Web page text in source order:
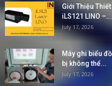
Giới Thiệu
iLS121 LINO –...
July 17, 2026
Máy ghi biểu
bị không thể...
July 17, 2026